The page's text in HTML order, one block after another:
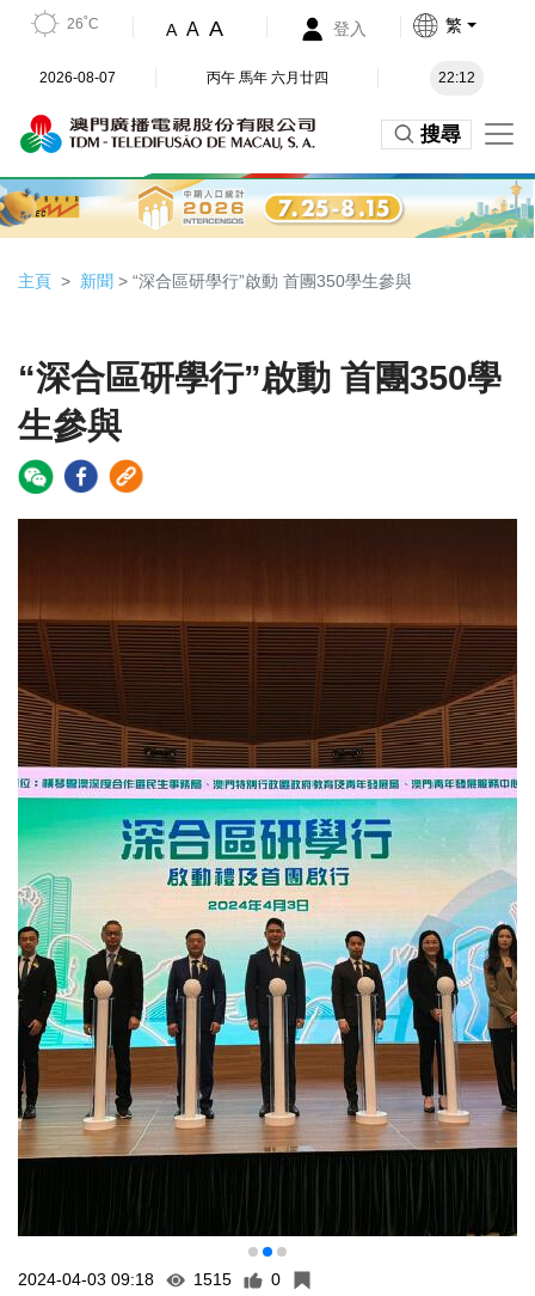
26˚C A A A 登入 繁
2026-08-07 丙午 馬年 六月廿四 22:12
搜尋
主頁 新聞 > “深合區研學行”啟動 首團350學生參與
“深合區研學行”啟動 首團350學
生參與
2024-04-03 09:18 1515 0